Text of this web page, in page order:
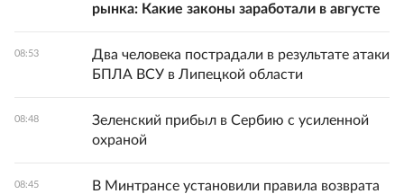
рынка: Какие законы заработали в августе
08:53
Два человека пострадали в результате атаки
БПЛА ВСУ в Липецкой области
08:48
Зеленский прибыл в Сербию с усиленной
охраной
08:45
В Минтрансе установили правила возврата